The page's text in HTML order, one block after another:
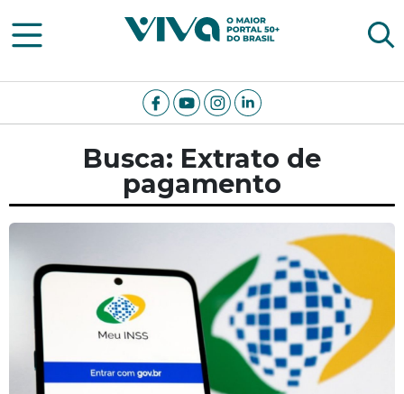
Viva Notícias
Busca: Extrato de
pagamento